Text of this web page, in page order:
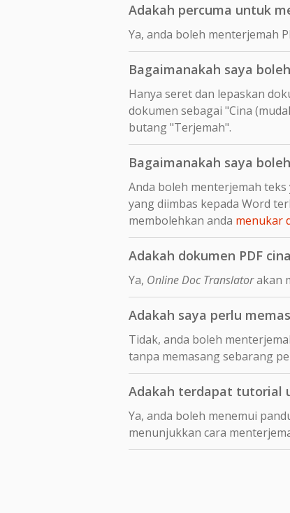
Adakah percuma untuk
Ya, anda boleh menterjemah
Bagaimanakah saya
Hanya seret dan lepaskan
dokumen sebagai "Cina
butang "Terjemah".
Bagaimanakah saya
Anda boleh menterjemah
yang diimbas kepada Word
membolehkan anda menukar
Adakah dokumen PDF
Ya, Online Doc Translatorakan
Adakah saya perlu
Tidak, anda boleh
tanpa memasang sebarang
Adakah terdapat tutorial
Ya, anda boleh menemui
menunjukkan cara